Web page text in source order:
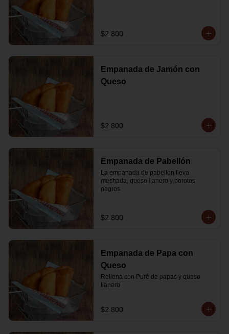
$2.800
Empanada de Jamón con
Queso
$2.800
Empanada de Pabellón
La empanada de pabellon lleva
mechada, queso llanero y porotos
negros
$2.800
Empanada de Papa con
Queso
Rellena con Puré de papas y queso
llanero
$2.800